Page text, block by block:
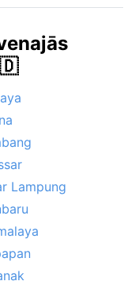
ar
Parasti
bet kalnu
svelmaina kā
Lampung